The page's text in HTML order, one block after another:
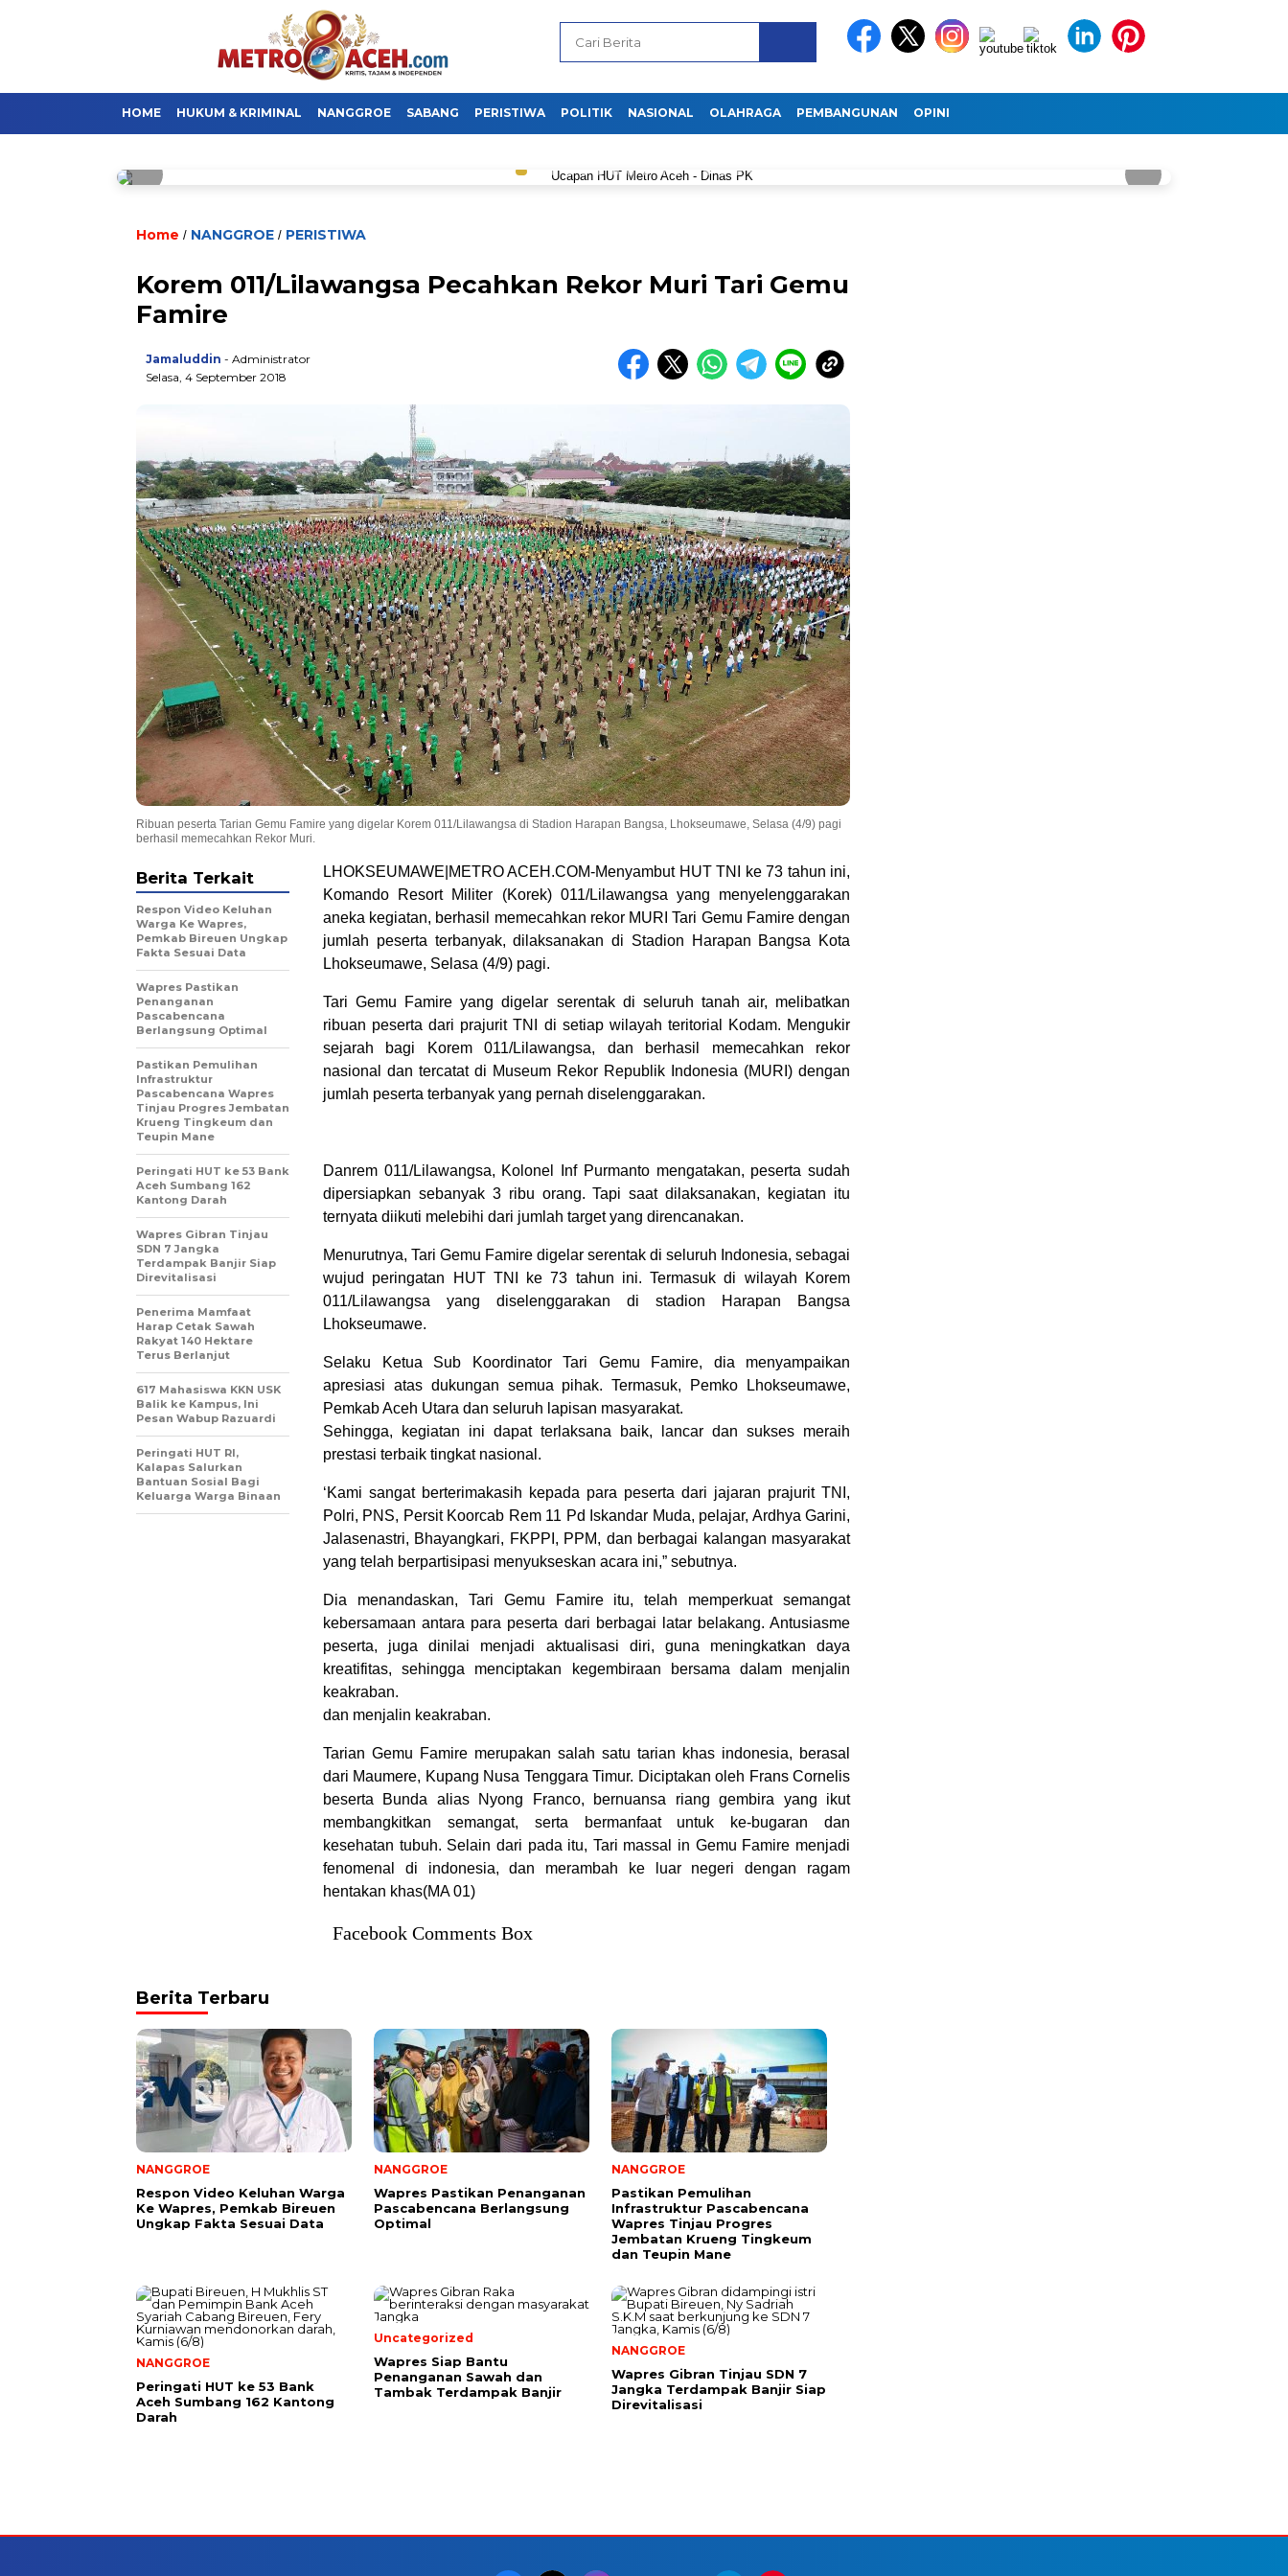
HOME HUKUM & KRIMINAL NANGGROE SABANG PERISTIWA POLITIK NASIONAL OLAHRAGA PEMBANGUNAN OPINI
Home / NANGGROE / PERISTIWA
Korem 011/Lilawangsa Pecahkan Rekor Muri Tari Gemu
Famire
Jamaluddin - Administrator
Selasa, 4 September 2018
Ribuan peserta Tarian Gemu Famire yang digelar Korem 011/Lilawangsa di Stadion Harapan Bangsa, Lhokseumawe, Selasa (4/9) pagi
berhasil memecahkan Rekor Muri.
LHOKSEUMAWE|METRO ACEH.COM-Menyambut HUT TNI ke 73 tahun ini,
Komando Resort Militer (Korek) 011/Lilawangsa yang menyelenggarakan
aneka kegiatan, berhasil memecahkan rekor MURI Tari Gemu Famire dengan
jumlah peserta terbanyak, dilaksanakan di Stadion Harapan Bangsa Kota
Lhokseumawe, Selasa (4/9) pagi.
Tari Gemu Famire yang digelar serentak di seluruh tanah air, melibatkan
ribuan peserta dari prajurit TNI di setiap wilayah teritorial Kodam. Mengukir
sejarah bagi Korem 011/Lilawangsa, dan berhasil memecahkan rekor
nasional dan tercatat di Museum Rekor Republik Indonesia (MURI) dengan
jumlah peserta terbanyak yang pernah diselenggarakan.
Danrem 011/Lilawangsa, Kolonel Inf Purmanto mengatakan, peserta sudah
dipersiapkan sebanyak 3 ribu orang. Tapi saat dilaksanakan, kegiatan itu
ternyata diikuti melebihi dari jumlah target yang direncanakan.
Menurutnya, Tari Gemu Famire digelar serentak di seluruh Indonesia, sebagai
wujud peringatan HUT TNI ke 73 tahun ini. Termasuk di wilayah Korem
011/Lilawangsa yang diselenggarakan di stadion Harapan Bangsa
Lhokseumawe.
Selaku Ketua Sub Koordinator Tari Gemu Famire, dia menyampaikan
apresiasi atas dukungan semua pihak. Termasuk, Pemko Lhokseumawe,
Pemkab Aceh Utara dan seluruh lapisan masyarakat.
Sehingga, kegiatan ini dapat terlaksana baik, lancar dan sukses meraih
prestasi terbaik tingkat nasional.
‘Kami sangat berterimakasih kepada para peserta dari jajaran prajurit TNI,
Polri, PNS, Persit Koorcab Rem 11 Pd Iskandar Muda, pelajar, Ardhya Garini,
Jalasenastri, Bhayangkari, FKPPI, PPM, dan berbagai kalangan masyarakat
yang telah berpartisipasi menyukseskan acara ini,” sebutnya.
Dia menandaskan, Tari Gemu Famire itu, telah memperkuat semangat
kebersamaan antara para peserta dari berbagai latar belakang. Antusiasme
peserta, juga dinilai menjadi aktualisasi diri, guna meningkatkan daya
kreatifitas, sehingga menciptakan kegembiraan bersama dalam menjalin
keakraban.
dan menjalin keakraban.
Tarian Gemu Famire merupakan salah satu tarian khas indonesia, berasal
dari Maumere, Kupang Nusa Tenggara Timur. Diciptakan oleh Frans Cornelis
beserta Bunda alias Nyong Franco, bernuansa riang gembira yang ikut
membangkitkan semangat, serta bermanfaat untuk ke-bugaran dan
kesehatan tubuh. Selain dari pada itu, Tari massal in Gemu Famire menjadi
fenomenal di indonesia, dan merambah ke luar negeri dengan ragam
hentakan khas(MA 01)
Facebook Comments Box
Berita Terkait
Respon Video Keluhan
Warga Ke Wapres,
Pemkab Bireuen Ungkap
Fakta Sesuai Data
Wapres Pastikan
Penanganan
Pascabencana
Berlangsung Optimal
Pastikan Pemulihan
Infrastruktur
Pascabencana Wapres
Tinjau Progres Jembatan
Krueng Tingkeum dan
Teupin Mane
Peringati HUT ke 53 Bank
Aceh Sumbang 162
Kantong Darah
Wapres Gibran Tinjau
SDN 7 Jangka
Terdampak Banjir Siap
Direvitalisasi
Penerima Mamfaat
Harap Cetak Sawah
Rakyat 140 Hektare
Terus Berlanjut
617 Mahasiswa KKN USK
Balik ke Kampus, Ini
Pesan Wabup Razuardi
Peringati HUT RI,
Kalapas Salurkan
Bantuan Sosial Bagi
Keluarga Warga Binaan
Berita Terbaru
NANGGROE
Respon Video Keluhan Warga
Ke Wapres, Pemkab Bireuen
Ungkap Fakta Sesuai Data
NANGGROE
Wapres Pastikan Penanganan
Pascabencana Berlangsung
Optimal
NANGGROE
Pastikan Pemulihan
Infrastruktur Pascabencana
Wapres Tinjau Progres
Jembatan Krueng Tingkeum
dan Teupin Mane
NANGGROE
Peringati HUT ke 53 Bank
Aceh Sumbang 162 Kantong
Darah
Uncategorized
Wapres Siap Bantu
Penanganan Sawah dan
Tambak Terdampak Banjir
NANGGROE
Wapres Gibran Tinjau SDN 7
Jangka Terdampak Banjir Siap
Direvitalisasi